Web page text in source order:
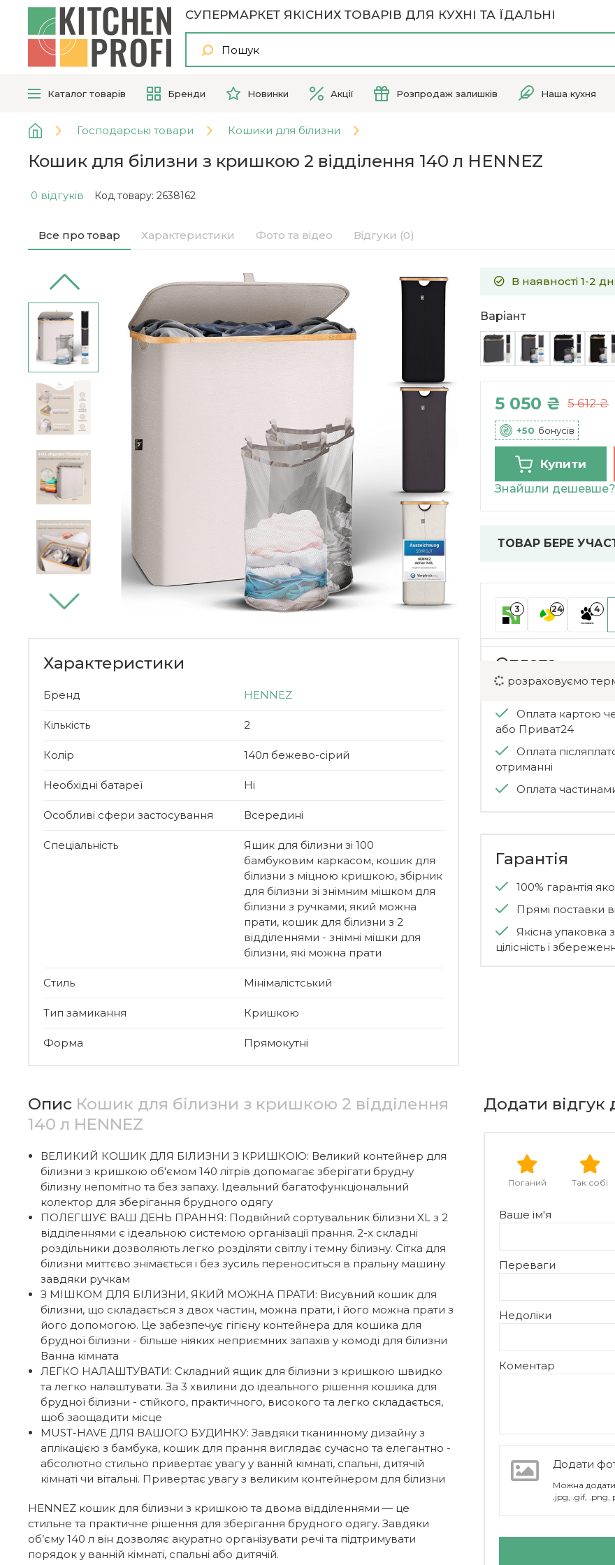
СУПЕРМАРКЕТ ЯКІСНИХ ТОВАРІВ ДЛЯ КУХНІ ТА ЇДАЛЬНІ
Каталог товарів Бренди Новинки Акції Розпродаж залишків Наша кухня
Господарські товари Кошики для білизни
Кошик для білизни з кришкою 2 відділення 140 л HENNEZ
0 відгуків Код товару: 2638162
Все про товар Характеристики Фото та відео Відгуки (0)
В наявності 1-2
Варіант
5 050 ₴ 5 612 ₴
+50 бонусів
Купити
Знайшли дешевше?
ТОВАР БЕРЕ
3 24 4
розраховуємо
Характеристики
Бренд HENNEZ
Кількість 2
Колір 140л бежево-сірий
Необхідні батареї Ні
Особливі сфери застосування Всередині
Спеціальність
Ящик для білизни зі 100
бамбуковим каркасом, кошик для
білизни з міцною кришкою, збірник
для білизни зі знімним мішком для
білизни з ручками, який можна
прати, кошик для білизни з 2
відділеннями - знімні мішки для
білизни, які можна прати
Стиль Мінімалістський
Тип замикання Кришкою
Форма Прямокутні
Оплата
Оплата картою
Оплата картою
або Приват24
Оплата
отриманні
Оплата
Гарантія
100% гарантія
Прямі поставки
Якісна упаковка
цілісність і
Опис Кошик для білизни з кришкою 2 відділення
140 л HENNEZ
ВЕЛИКИЙ КОШИК ДЛЯ БІЛИЗНИ З КРИШКОЮ: Великий контейнер для
білизни з кришкою об'ємом 140 літрів допомагає зберігати брудну
білизну непомітно та без запаху. Ідеальний багатофункціональний
колектор для зберігання брудного одягу
ПОЛЕГШУЄ ВАШ ДЕНЬ ПРАННЯ: Подвійний сортувальник білизни XL з 2
відділеннями є ідеальною системою організації прання. 2-х складні
роздільники дозволяють легко розділяти світлу і темну білизну. Сітка для
білизни миттєво знімається і без зусиль переноситься в пральну машину
завдяки ручкам
З МІШКОМ ДЛЯ БІЛИЗНИ, ЯКИЙ МОЖНА ПРАТИ: Висувний кошик для
білизни, що складається з двох частин, можна прати, і його можна прати з
його допомогою. Це забезпечує гігієну контейнера для кошика для
брудної білизни - більше ніяких неприємних запахів у комоді для білизни
Ванна кімната
ЛЕГКО НАЛАШТУВАТИ: Складний ящик для білизни з кришкою швидко
та легко налаштувати. За 3 хвилини до ідеального рішення кошика для
брудної білизни - стійкого, практичного, високого та легко складається,
щоб заощадити місце
MUST-HAVE ДЛЯ ВАШОГО БУДИНКУ: Завдяки тканинному дизайну з
аплікацією з бамбука, кошик для прання виглядає сучасно та елегантно -
абсолютно стильно привертає увагу у ванній кімнаті, спальні, дитячій
кімнаті чи вітальні. Привертає увагу з великим контейнером для білизни
HENNEZ кошик для білизни з кришкою та двома відділеннями — це
стильне та практичне рішення для зберігання брудного одягу. Завдяки
об’єму 140 л він дозволяє акуратно організувати речі та підтримувати
порядок у ванній кімнаті, спальні або дитячій.
Додати відгук
Так собі
Поганий
Ваше ім'я
Переваги
Недоліки
Коментар
Додати
Можна
.jpg, .gif,